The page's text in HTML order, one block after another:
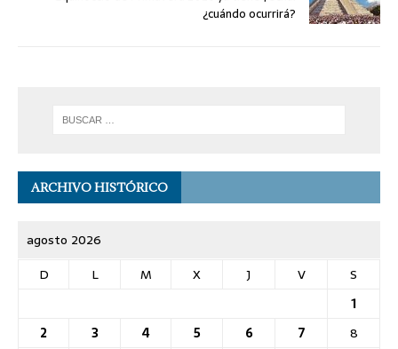
¿cuándo ocurrirá?
ARCHIVO HISTÓRICO
agosto 2026
D
L M X J V
S
1
2
3 4 5 6 7
8